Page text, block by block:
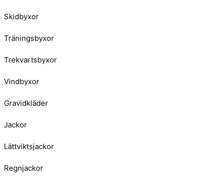
Skidbyxor
Träningsbyxor
Trekvartsbyxor
Vindbyxor
Gravidkläder
Jackor
Lättviktsjackor
Regnjackor